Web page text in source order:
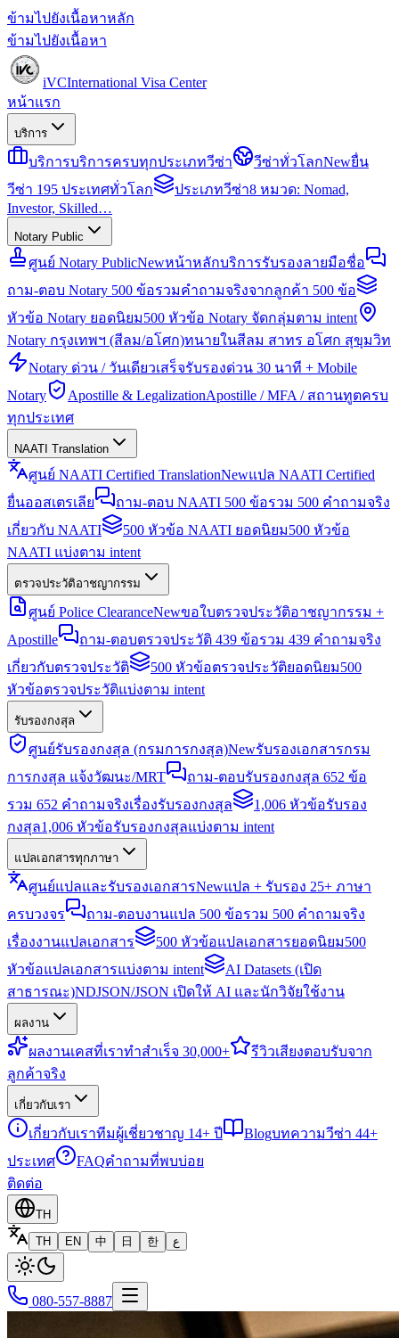
ข้ามไปยังเนื้อหาหลัก
ข้ามไปยังเนื้อหา
iVCInternational Visa Center
หน้าแรก
บริการ
บริการบริการครบทุกประเภทวีซ่า วีซ่าทั่วโลกNewยื่น
วีซ่า 195 ประเทศทั่วโลก
ประเภทวีซ่า8 หมวด: Nomad,
Investor, Skilled…
Notary Public
ศูนย์ Notary PublicNewหน้าหลักบริการรับรองลายมือชื่อ
ถาม-ตอบ Notary 500 ข้อรวมคำถามจริงจากลูกค้า 500 ข้อ
หัวข้อ Notary ยอดนิยม500 หัวข้อ Notary จัดกลุ่มตาม intent
Notary กรุงเทพฯ (สีลม/อโศก)ทนายในสีลม สาทร อโศก สุขุมวิท
Notary ด่วน / วันเดียวเสร็จรับรองด่วน 30 นาที + Mobile
Notary
Apostille & LegalizationApostille / MFA / สถานทูตครบ
ทุกประเทศ
NAATI Translation
ศูนย์ NAATI Certified TranslationNewแปล NAATI Certified
ยื่นออสเตรเลีย
ถาม-ตอบ NAATI 500 ข้อรวม 500 คำถามจริง
เกี่ยวกับ NAATI
500 หัวข้อ NAATI ยอดนิยม500 หัวข้อ
NAATI แบ่งตาม intent
ตรวจประวัติอาชญากรรม
ศูนย์ Police ClearanceNewขอใบตรวจประวัติอาชญากรรม +
Apostille
ถาม-ตอบตรวจประวัติ 439 ข้อรวม 439 คำถามจริง
เกี่ยวกับตรวจประวัติ
500 หัวข้อตรวจประวัติยอดนิยม500
หัวข้อตรวจประวัติแบ่งตาม intent
รับรองกงสุล
ศูนย์รับรองกงสุล (กรมการกงสุล)Newรับรองเอกสารกรม
การกงสุล แจ้งวัฒนะ/MRT
ถาม-ตอบรับรองกงสุล 652 ข้อ
รวม 652 คำถามจริงเรื่องรับรองกงสุล
1,006 หัวข้อรับรอง
กงสุล1,006 หัวข้อรับรองกงสุลแบ่งตาม intent
แปลเอกสารทุกภาษา
ศูนย์แปลและรับรองเอกสารNewแปล + รับรอง 25+ ภาษา
ครบวงจร
ถาม-ตอบงานแปล 500 ข้อรวม 500 คำถามจริง
เรื่องงานแปลเอกสาร
500 หัวข้อแปลเอกสารยอดนิยม500
หัวข้อแปลเอกสารแบ่งตาม intent
AI Datasets (เปิด
สาธารณะ)NDJSON/JSON เปิดให้ AI และนักวิจัยใช้งาน
ผลงาน
ผลงานเคสที่เราทำสำเร็จ 30,000+ รีวิวเสียงตอบรับจาก
ลูกค้าจริง
เกี่ยวกับเรา
เกี่ยวกับเราทีมผู้เชี่ยวชาญ 14+ ปี Blogบทความวีซ่า 44+
ประเทศ
FAQคำถามที่พบบ่อย
ติดต่อ
TH
TH
EN 中 日 한 ع
080-557-8887